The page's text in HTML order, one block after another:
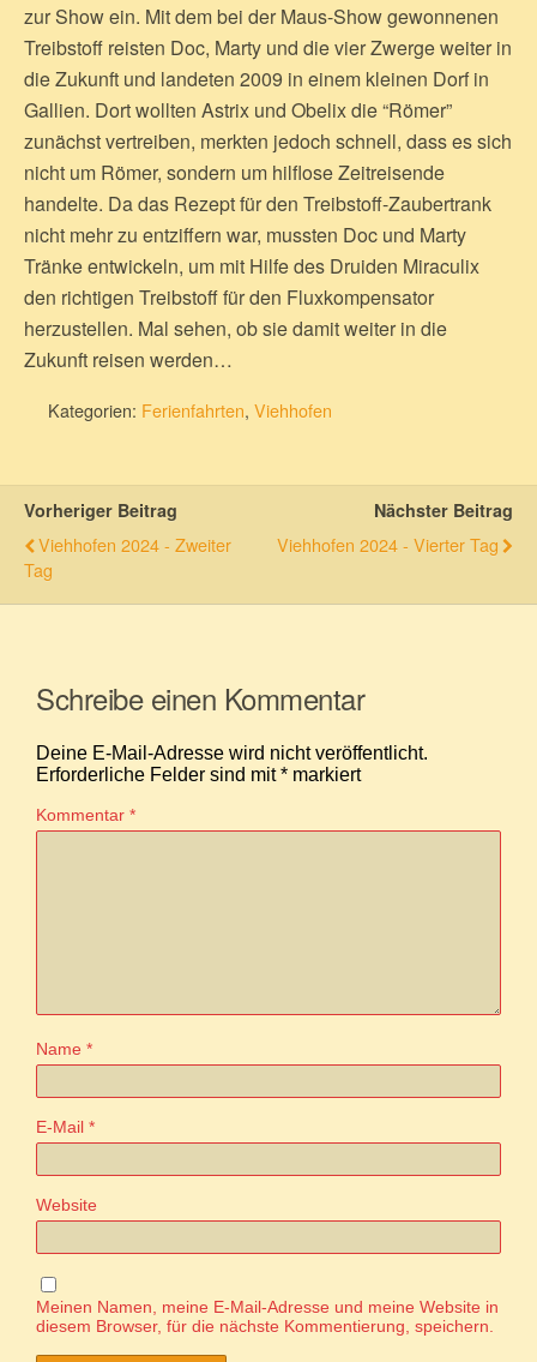
zur Show ein. Mit dem bei der Maus-Show gewonnenen
Treibstoff reisten Doc, Marty und die vier Zwerge weiter in
die Zukunft und landeten 2009 in einem kleinen Dorf in
Gallien. Dort wollten Astrix und Obelix die “Römer”
zunächst vertreiben, merkten jedoch schnell, dass es sich
nicht um Römer, sondern um hilflose Zeitreisende
handelte. Da das Rezept für den Treibstoff-Zaubertrank
nicht mehr zu entziffern war, mussten Doc und Marty
Tränke entwickeln, um mit Hilfe des Druiden Miraculix
den richtigen Treibstoff für den Fluxkompensator
herzustellen. Mal sehen, ob sie damit weiter in die
Zukunft reisen werden…
Kategorien: Ferienfahrten, Viehhofen
Vorheriger Beitrag
Viehhofen 2024 - Zweiter
Tag
Nächster Beitrag
Viehhofen 2024 - Vierter Tag
Schreibe einen Kommentar
Deine E-Mail-Adresse wird nicht veröffentlicht.
Erforderliche Felder sind mit* markiert
Kommentar *
Name *
E-Mail *
Website
Meinen Namen, meine E-Mail-Adresse und meine Website in
diesem Browser, für die nächste Kommentierung, speichern.